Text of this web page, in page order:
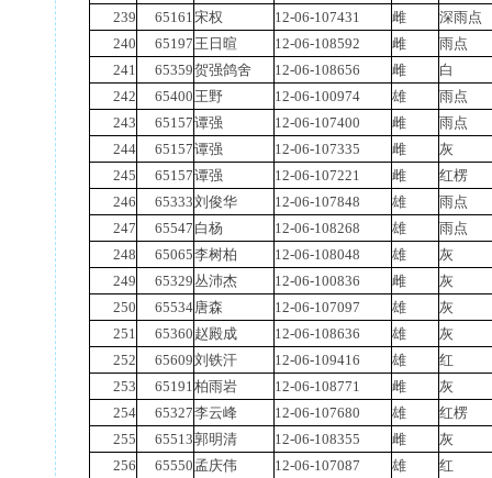
239
65161宋权 12-06-107431 雌
深雨点
240
65197 王日暄 12-06-108592 雌
雨点
241
65359贺强鸽舍 12-06-108656 雌
白
242
65400 王野 12-06-100974 雄
雨点
243
65157谭强 12-06-107400 雌
雨点
244
65157谭强 12-06-107335 雌
灰
245
65157谭强 12-06-107221 雌
红楞
246
65333刘俊华 12-06-107848 雄
雨点
247
65547 白杨 12-06-108268 雄
雨点
248
65065李树柏 12-06-108048 雄
灰
249
65329丛沛杰 12-06-100836 雌
灰
250
65534唐森 12-06-107097 雄
灰
251
65360 赵殿成 12-06-108636 雄
灰
252
65609刘铁汗 12-06-109416 雄
红
253
65191柏雨岩 12-06-108771 雌
灰
254
65327李云峰 12-06-107680 雄
红楞
255
65513郭明清 12-06-108355 雌
灰
256
65550 孟庆伟 12-06-107087 雄
红